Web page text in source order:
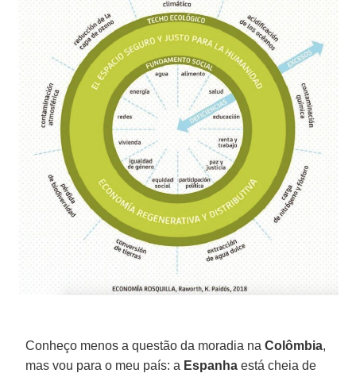
Conheço menos a questão da moradia naColômbia,
mas vou para o meu país: a Espanha está cheia de